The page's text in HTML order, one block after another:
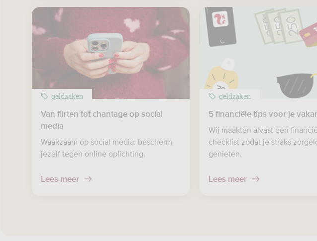
geldzaken
Van flirten tot chantage op social
media
Waakzaam op social media: bescherm
jezelf tegen online oplichting.
Lees meer
geldzaken
5 financiële tips voor je
Wij maakten alvast een
checklist zodat je straks
genieten.
Lees meer